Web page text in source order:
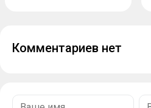
Комментариев нет